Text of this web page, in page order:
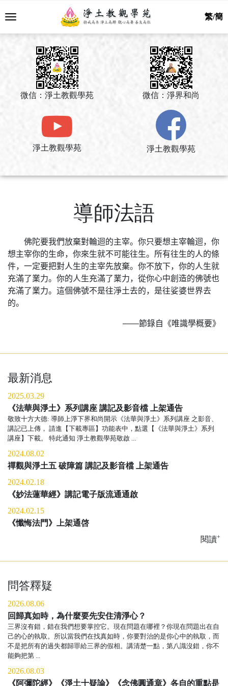
繁/簡
微信：淨土教觀學苑 微信：淨界和尚
淨土教觀學苑 淨土教觀學苑
導師法語
佛陀要我們放棄對輪迴的主宰。你只要想主宰輪迴，你
想主宰你的生命，你來生就不可能往生。所有往生的人的條
件，一定要把對人生的主宰先放棄。你不放下，你的人生就
充滿了業力。你的人生充滿了業力，從你心中創造的佛號也
充滿了業力。這個佛號不是往淨土去的，是往娑婆世界去
的。
——節錄自《唯識學概要》
最新消息
2025.03.29
《法華與淨土》系列講座 講記及影音檔 上架通告
敬致十方大德: 導師上淨下界和尚開示《法華與淨土》系列講座 之影音、
講記已上傳， 請進【下載專區】功能表中，點選【《法華與淨土》系列
講座】下載。 特此通知 淨土教觀學苑敬啟 ...
2024.08.02
禪觀與淨土五 破障篇 講記及影音檔 上架通告
2024.02.18
《妙法蓮華經》講記電子版流通通啟
2024.02.15
《懺悔法門》上架通啓
閱讀+
問答釋疑
2026.08.06
回歸真如時，為什麼要先安住清淨心？
三界沒有錯，錯在我們想要掌控它。現在問題在哪裡？你現在問題出在自
己的心的執取。所以當我們在找真如時，你要對治的是你心中的執取，而
不是把所有的過失都歸罪給三界的假相。講清楚一點，第八識沒錯，你不
能夠把第 ...
2026.08.03
《阿彌陀經》《淨土十疑論》《念佛圓通章》各自的重點是